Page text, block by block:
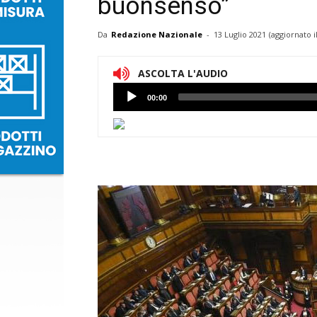
buonsenso”
Da Redazione Nazionale - 13 Luglio 2021 (aggiornato il
ASCOLTA L'AUDIO
Lettore
Audio
00:00